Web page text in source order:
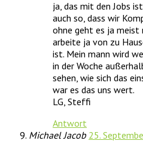
ja, das mit den Jobs
auch so, dass wir
ohne geht es ja meist
arbeite ja von zu
ist. Mein mann wird
in der Woche
sehen, wie sich das
war es das uns wert.
LG, Steffi
Antwort
Michael Jacob 25.